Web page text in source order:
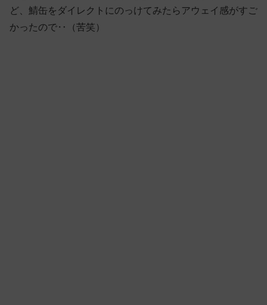
ど、鯖缶をダイレクトにのっけてみたらアウェイ感がすご
かったので‥（苦笑）